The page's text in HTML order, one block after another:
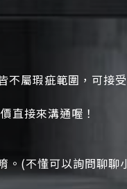
屬瑕疵範圍，可接受
直接來溝通喔！
。(不懂可以詢問聊聊